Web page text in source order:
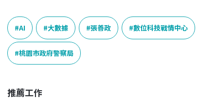
c
e
b
o
o
n
e
a
d
s
n
k
e
p
y
L
AI 大數據 張善政 數位科技戰情中心
桃園市政府警察局
推薦工作